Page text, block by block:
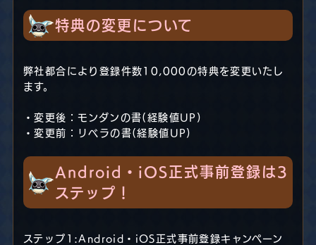
特典の変更について
弊社都合により登録件数10,000の特典を変更いたし
ます。
・変更後：モンダンの書(経験値UP)
・変更前：リベラの書(経験値UP)
Android・iOS正式事前登録は3
ステップ！
ステップ1:Android・iOS正式事前登録キャンペーン